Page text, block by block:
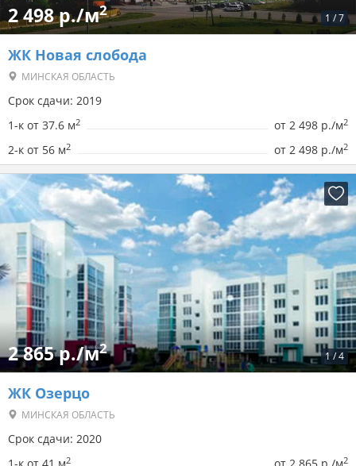
1 /7
2 498 р./м2
ЖК Новая слобода
МИНСКАЯ ОБЛАСТЬ
Срок сдачи: 2019
1-к от 37.6 м2 от 2 498 р./м2
2-к от 56 м2 от 2 498 р./м2
1/4
2 865 р./м2
ЖК Озерцо
МИНСКАЯ ОБЛАСТЬ
Срок сдачи: 2020
2 2